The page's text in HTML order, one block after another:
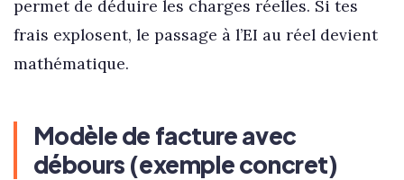
permet de déduire les charges réelles. Si tes
frais explosent, le passage à l’EI au réel devient
mathématique.
Modèle de facture avec
débours (exemple concret)